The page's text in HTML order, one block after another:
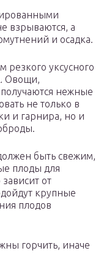
взрываются, а
и осадка.
резкого уксусного
Овощи,
нежные
не только в
и гарнира, но и
быть свежим,
плоды для
от
крупные
плодов
горчить, иначе